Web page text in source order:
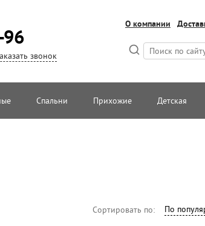
звонок
О компании
Спальни Прихожие Детская
Сортировать по: По